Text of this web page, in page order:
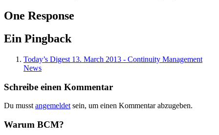
One Response
Ein Pingback
Today’s Digest 13. March 2013 - Continuity Management
News
Schreibe einen Kommentar
Du musst angemeldet sein, um einen Kommentar abzugeben.
Warum BCM?